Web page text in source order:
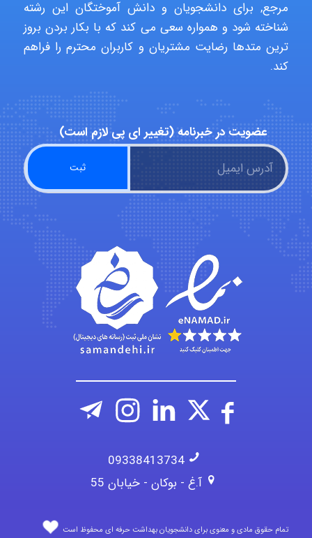
malekf
abolfazlkoshehe
abolfazlkoshehe
A.balandeh
fatima
Jafar Tym
مرجع, برای دانشجویان و دانش آموختگان این رشته
شناخته شود و همواره سعی می کند که با بکار بردن بروز
ترین متدها رضایت مشتریان و کاربران محترم را فراهم
کند.
عضویت در خبرنامه (تغییر ای پی لازم است)
09338413734
آ.غ - بوکان - خیابان 55
تمام حقوق مادی و معنوی برای دانشجویان بهداشت حرفه ای محفوظ است